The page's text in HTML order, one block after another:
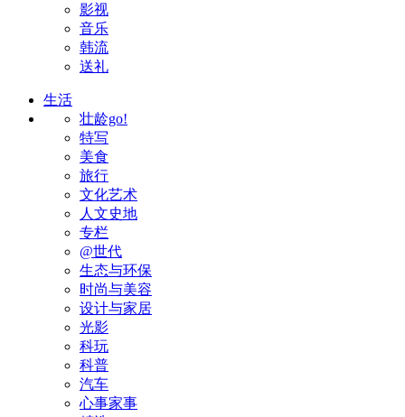
影视
音乐
韩流
送礼
生活
壮龄go!
特写
美食
旅行
文化艺术
人文史地
专栏
@世代
生态与环保
时尚与美容
设计与家居
光影
科玩
科普
汽车
心事家事